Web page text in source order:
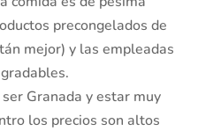
precongelados de
mejor) y las empleadas
Granada y estar muy
los precios son altos